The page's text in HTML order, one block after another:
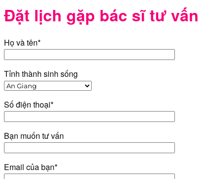
Đặt lịch gặp bác sĩ tư vấn
Họ và tên*
Tỉnh thành sinh sống
Số điện thoại*
Bạn muốn tư vấn
Email của bạn*